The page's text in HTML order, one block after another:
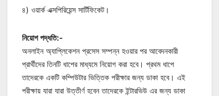
৪) ওয়ার্ক এক্সপিরিয়েন্স সার্টিফিকেট।
নিয়োগ পদ্ধতি:-
অনলাইন অ্যাপ্লিকেশন প্রসেস সম্পন্ন হওয়ার পর আবেদনকারী
প্রার্থীদের তিনটি ধাপের মাধ্যমে নিয়োগ করা হবে। প্রথম ধাপে
তাদেরকে একটি কম্পিউটার ভিত্তিক পরীক্ষার জন্য ডাকা হবে। এই
পরীক্ষায় যারা যারা উত্তীর্ণ হবেন তাদেরকে ইন্টারভিউ এর জন্য ডাকা